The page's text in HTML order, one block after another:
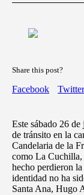
Share this post?
Facebook Twitter
Este sábado 26
de tránsito en la
Candelaria de la
como La Cuchilla,
hecho perdieron
identidad no ha
Santa Ana, Hugo